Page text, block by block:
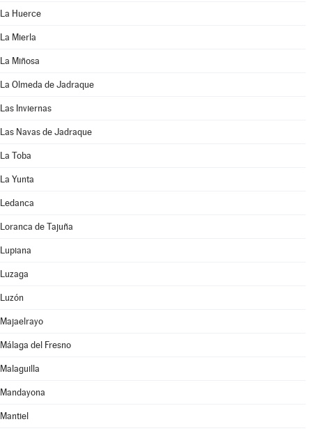
La Huerce
La Mierla
La Miñosa
La Olmeda de Jadraque
Las Inviernas
Las Navas de Jadraque
La Toba
La Yunta
Ledanca
Loranca de Tajuña
Lupiana
Luzaga
Luzón
Majaelrayo
Málaga del Fresno
Malaguilla
Mandayona
Mantiel